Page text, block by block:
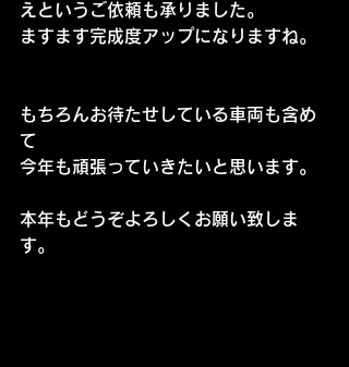
えというご依頼も承りました。
ますます完成度アップになりますね。
もちろんお待たせしている車両も含め
て
今年も頑張っていきたいと思います。
本年もどうぞよろしくお願い致しま
す。